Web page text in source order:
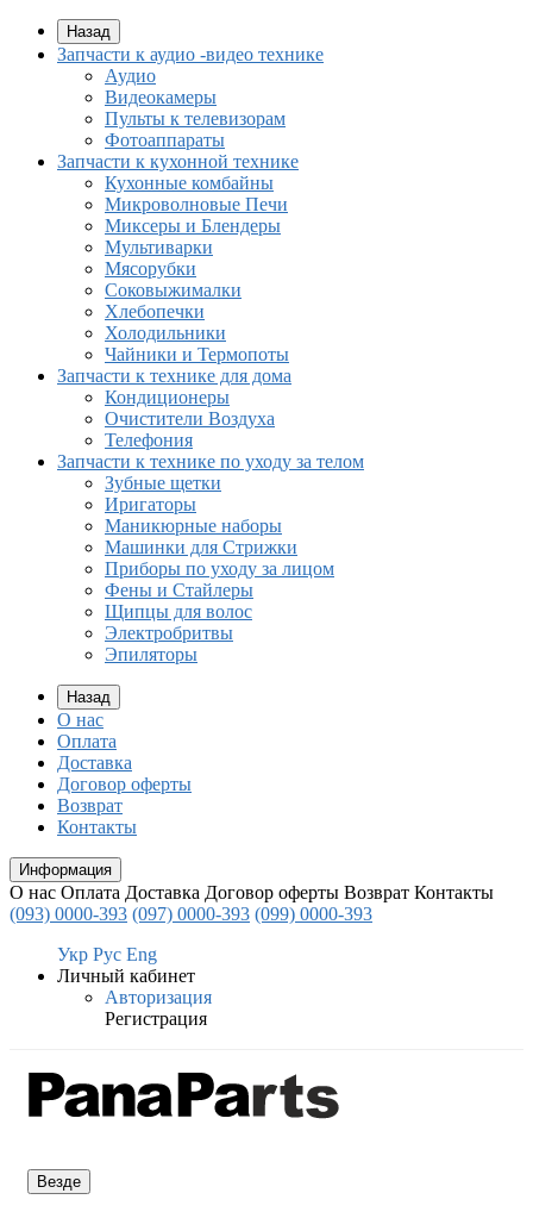
Назад
Запчасти к аудио -видео технике
Аудио
Видеокамеры
Пульты к телевизорам
Фотоаппараты
Запчасти к кухонной технике
Кухонные комбайны
Микроволновые Печи
Миксеры и Блендеры
Мультиварки
Мясорубки
Соковыжималки
Хлебопечки
Холодильники
Чайники и Термопоты
Запчасти к технике для дома
Кондиционеры
Очистители Воздуха
Телефония
Запчасти к технике по уходу за телом
Зубные щетки
Иригаторы
Маникюрные наборы
Машинки для Стрижки
Приборы по уходу за лицом
Фены и Стайлеры
Щипцы для волос
Электробритвы
Эпиляторы
Назад
О нас
Оплата
Доставка
Договор оферты
Возврат
Контакты
Информация
О нас Оплата Доставка Договор оферты Возврат Контакты
(093) 0000-393 (097) 0000-393 (099) 0000-393
Укр Рус Eng
Личный кабинет
Авторизация
Регистрация
Везде